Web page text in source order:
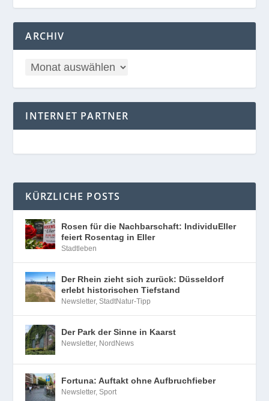
ARCHIV
INTERNET PARTNER
KÜRZLICHE POSTS
Rosen für die Nachbarschaft: IndividuEller
feiert Rosentag in Eller
Stadtleben
Der Rhein zieht sich zurück: Düsseldorf
erlebt historischen Tiefstand
Newsletter,StadtNatur-Tipp
Der Park der Sinne in Kaarst
Newsletter, NordNews
Fortuna: Auftakt ohne Aufbruchfieber
Newsletter,Sport